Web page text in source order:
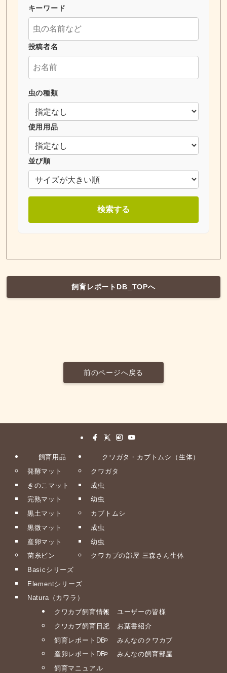
キーワード
投稿者名
虫の種類
使用用品
並び順
検索する
飼育レポートDB_TOPへ
前のページへ戻る
飼育用品
発酵マット
きのこマット
完熟マット
黒土マット
黒微マット
産卵マット
菌糸ビン
Basicシリーズ
Elementシリーズ
Natura（カワラ）
クワガタ・カブトムシ（生体）
クワガタ
成虫
幼虫
カブトムシ
成虫
幼虫
クワカブの部屋 三森さん生体
クワカブ飼育情報
クワカブ飼育日記
飼育レポートDB
産卵レポートDB
飼育マニュアル
ユーザーの皆様
お葉書紹介
みんなのクワカブ
みんなの飼育部屋